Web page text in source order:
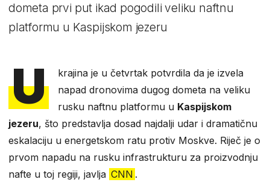
dometa prvi put ikad pogodili veliku naftnu
platformu u Kaspijskom jezeru
U
krajina je u četvrtak potvrdila da je izvela
napad dronovima dugog dometa na veliku
rusku naftnu platformu u Kaspijskom
jezeru, što predstavlja dosad najdalji udar i dramatičnu
eskalaciju u energetskom ratu protiv Moskve. Riječ je o
prvom napadu na rusku infrastrukturu za proizvodnju
nafte u toj regiji, javlja CNN .